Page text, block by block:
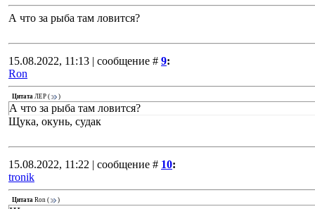
А что за рыба там ловится?
15.08.2022, 11:13 | сообщение # 9:
Ron
Цитата ЛЕР ( )
А что за рыба там ловится?
Щука, окунь, судак
15.08.2022, 11:22 | сообщение # 10:
tronik
Цитата Ron ( )